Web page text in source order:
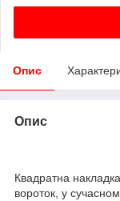
Опис
Опис
Квадратна
вороток, у